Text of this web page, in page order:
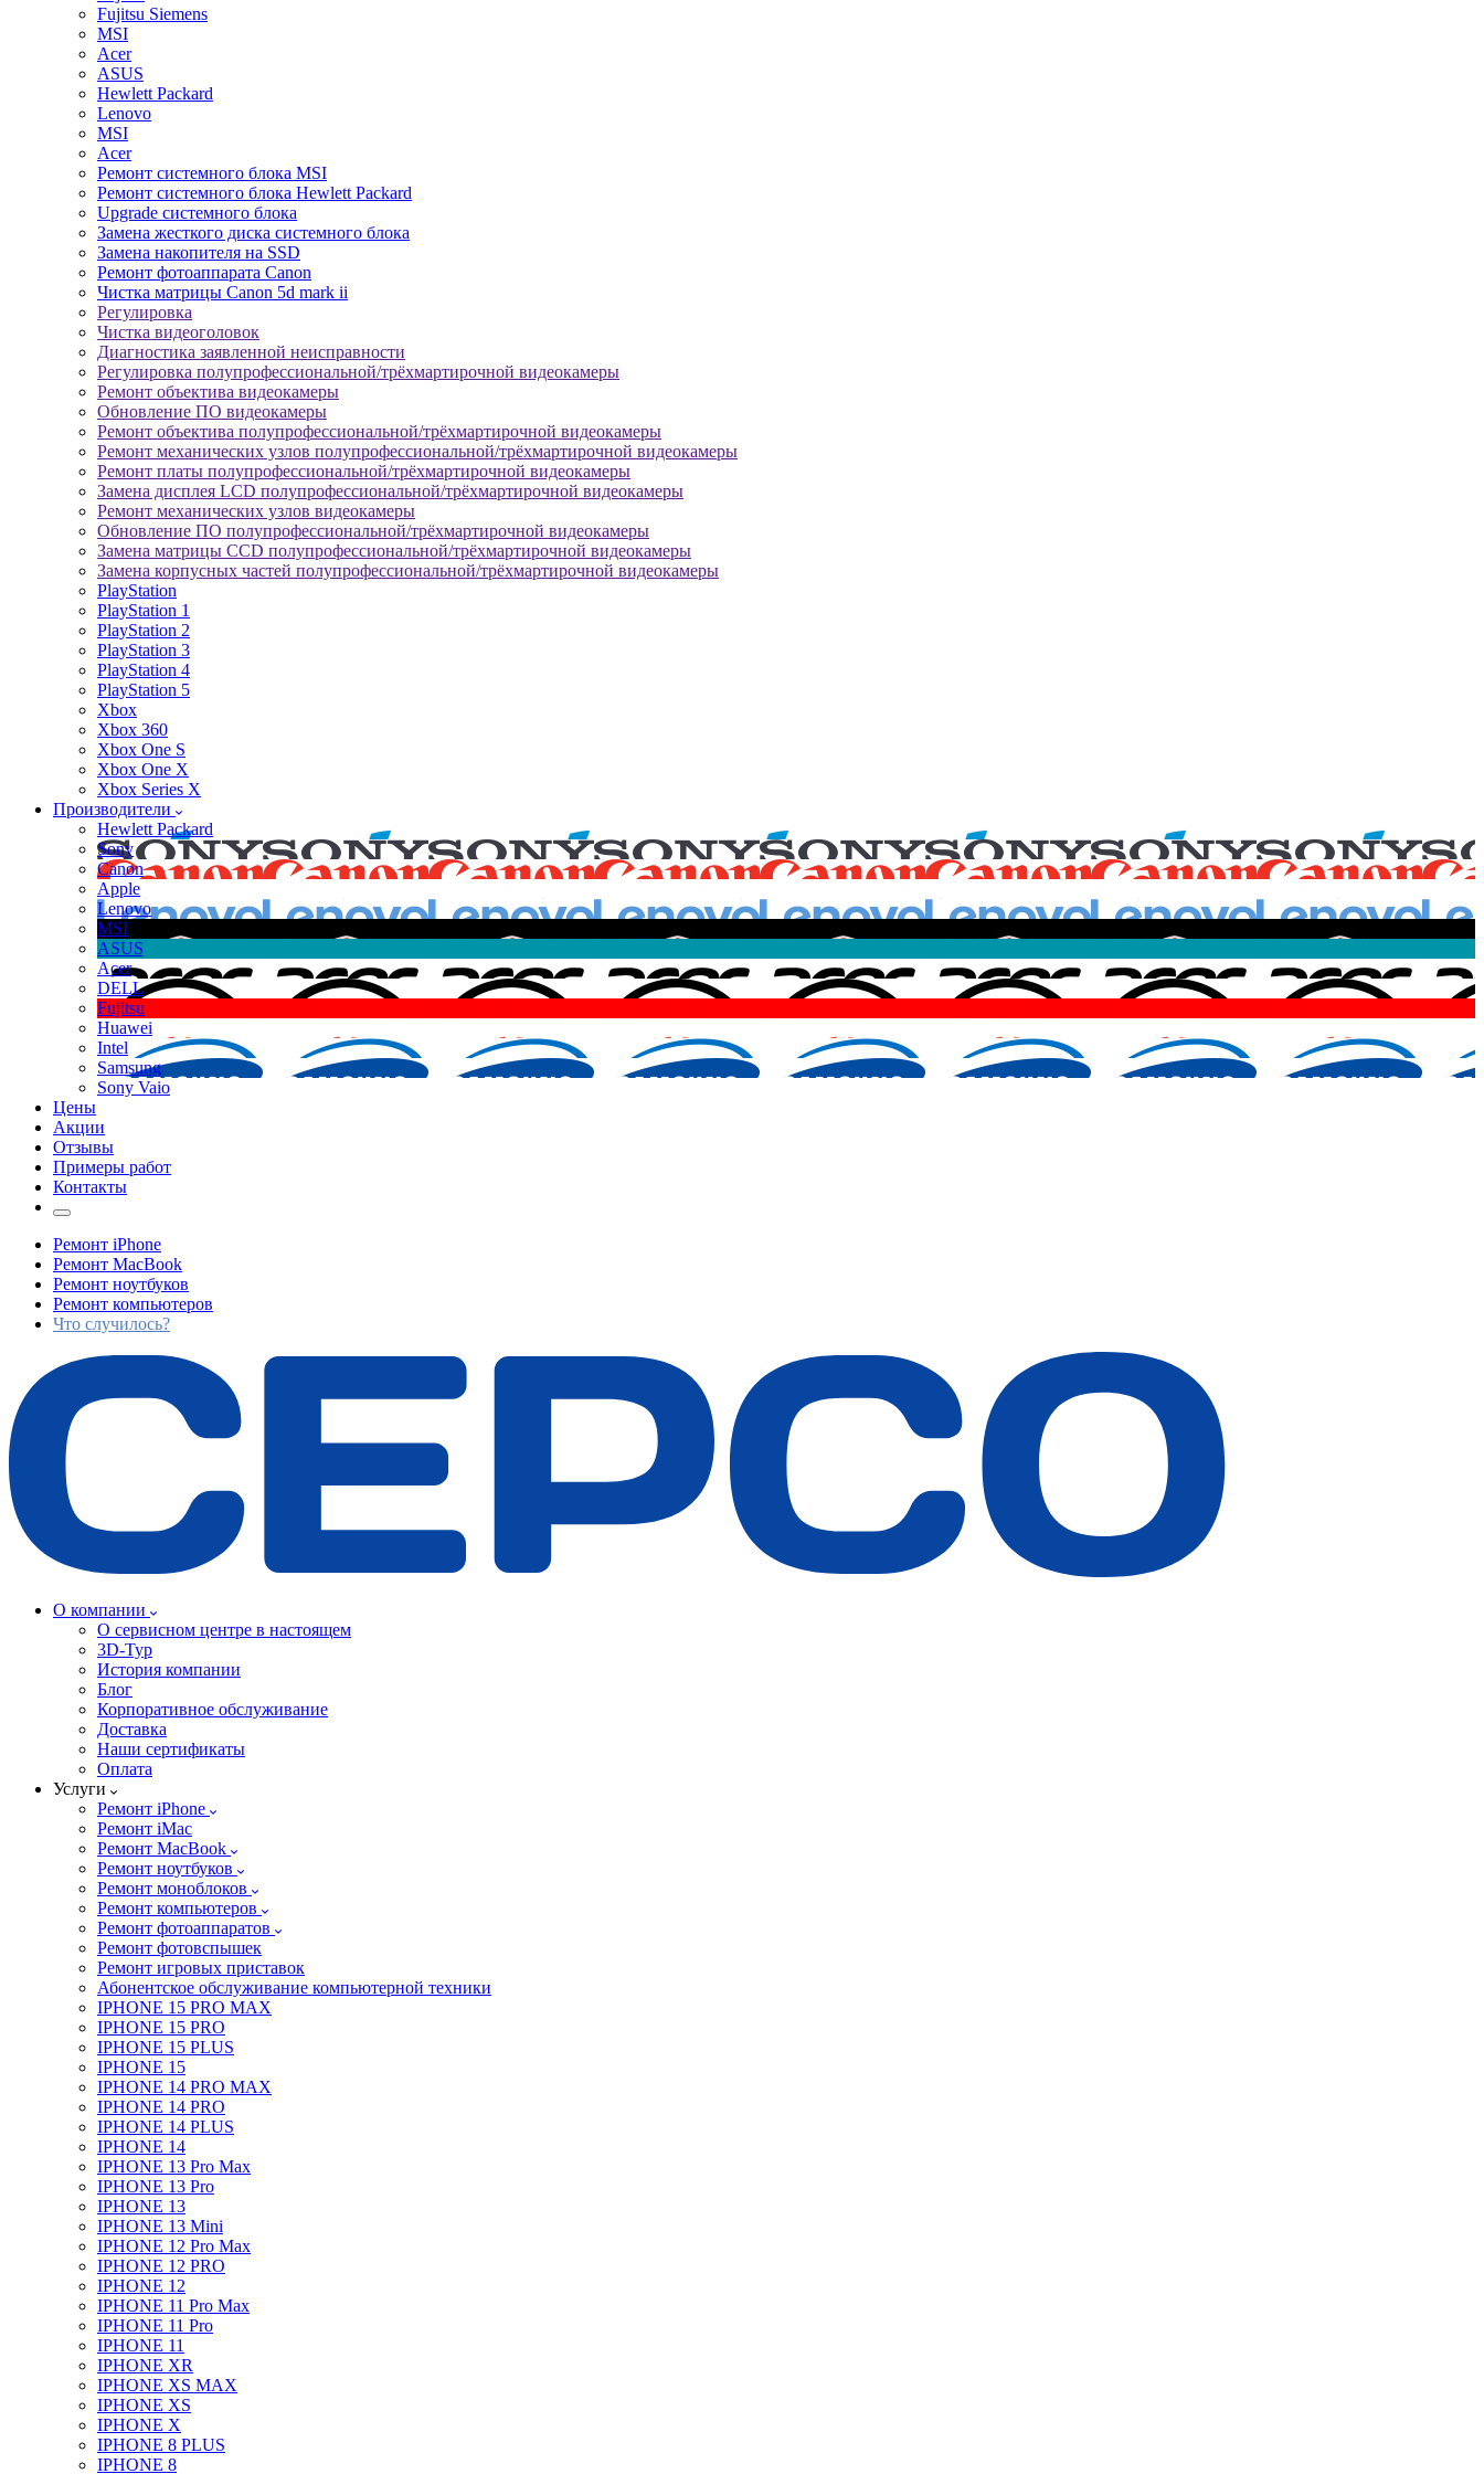
Fujitsu Siemens
MSI
Acer
ASUS
Hewlett Packard
Lenovo
MSI
Acer
Ремонт системного блока MSI
Ремонт системного блока Hewlett Packard
Upgrade системного блока
Замена жесткого диска системного блока
Замена накопителя на SSD
Ремонт фотоаппарата Canon
Чистка матрицы Canon 5d mark ii
Регулировка
Чистка видеоголовок
Диагностика заявленной неисправности
Регулировка полупрофессиональной/трёхмартирочной видеокамеры
Ремонт объектива видеокамеры
Обновление ПО видеокамеры
Ремонт объектива полупрофессиональной/трёхмартирочной видеокамеры
Ремонт механических узлов полупрофессиональной/трёхмартирочной видеокамеры
Ремонт платы полупрофессиональной/трёхмартирочной видеокамеры
Замена дисплея LCD полупрофессиональной/трёхмартирочной видеокамеры
Ремонт механических узлов видеокамеры
Обновление ПО полупрофессиональной/трёхмартирочной видеокамеры
Замена матрицы CCD полупрофессиональной/трёхмартирочной видеокамеры
Замена корпусных частей полупрофессиональной/трёхмартирочной видеокамеры
PlayStation
PlayStation 1
PlayStation 2
PlayStation 3
PlayStation 4
PlayStation 5
Xbox
Xbox 360
Xbox One S
Xbox One X
Xbox Series X
Производители
Hewlett Packard
Sony
Canon
Apple
Lenovo
MSI
ASUS
Acer
DELL
Fujitsu
Huawei
Intel
Samsung
Sony Vaio
Цены
Акции
Отзывы
Примеры работ
Контакты
Ремонт iPhone
Ремонт MacBook
Ремонт ноутбуков
Ремонт компьютеров
Что случилось?
О компании
О сервисном центре в настоящем
3D-Тур
История компании
Блог
Корпоративное обслуживание
Доставка
Наши сертификаты
Оплата
Услуги
Ремонт iPhone
Ремонт iMac
Ремонт MacBook
Ремонт ноутбуков
Ремонт моноблоков
Ремонт компьютеров
Ремонт фотоаппаратов
Ремонт фотовспышек
Ремонт игровых приставок
Абонентское обслуживание компьютерной техники
IPHONE 15 PRO MAX
IPHONE 15 PRO
IPHONE 15 PLUS
IPHONE 15
IPHONE 14 PRO MAX
IPHONE 14 PRO
IPHONE 14 PLUS
IPHONE 14
IPHONE 13 Pro Max
IPHONE 13 Pro
IPHONE 13
IPHONE 13 Mini
IPHONE 12 Pro Max
IPHONE 12 PRO
IPHONE 12
IPHONE 11 Pro Max
IPHONE 11 Pro
IPHONE 11
IPHONE XR
IPHONE XS MAX
IPHONE XS
IPHONE X
IPHONE 8 PLUS
IPHONE 8